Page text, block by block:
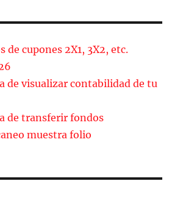
a
ir
de cupones 2X1, 3X2, etc.
de visualizar contabilidad de tu
de transferir fondos
muestra folio